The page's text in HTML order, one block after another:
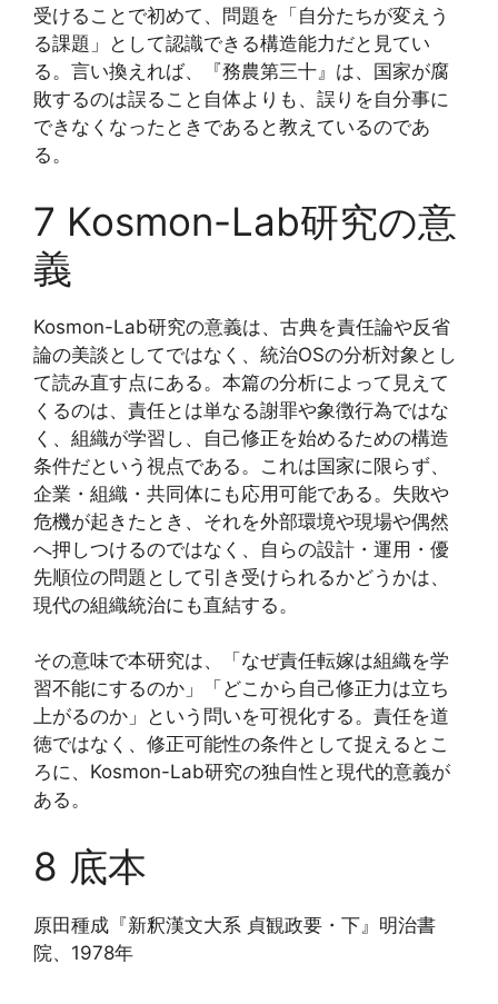
受けることで初めて、問題を「自分たちが変えう
る課題」として認識できる構造能力だと見てい
る。言い換えれば、『務農第三十』は、国家が腐
敗するのは誤ること自体よりも、誤りを自分事に
できなくなったときであると教えているのであ
る。
7 Kosmon-Lab研究の意
義
Kosmon-Lab研究の意義は、古典を責任論や反省
論の美談としてではなく、統治OSの分析対象とし
て読み直す点にある。本篇の分析によって見えて
くるのは、責任とは単なる謝罪や象徴行為ではな
く、組織が学習し、自己修正を始めるための構造
条件だという視点である。これは国家に限らず、
企業・組織・共同体にも応用可能である。失敗や
危機が起きたとき、それを外部環境や現場や偶然
へ押しつけるのではなく、自らの設計・運用・優
先順位の問題として引き受けられるかどうかは、
現代の組織統治にも直結する。
その意味で本研究は、「なぜ責任転嫁は組織を学
習不能にするのか」「どこから自己修正力は立ち
上がるのか」という問いを可視化する。責任を道
徳ではなく、修正可能性の条件として捉えるとこ
ろに、Kosmon-Lab研究の独自性と現代的意義が
ある。
8 底本
原田種成『新釈漢文大系 貞観政要・下』明治書
院、1978年